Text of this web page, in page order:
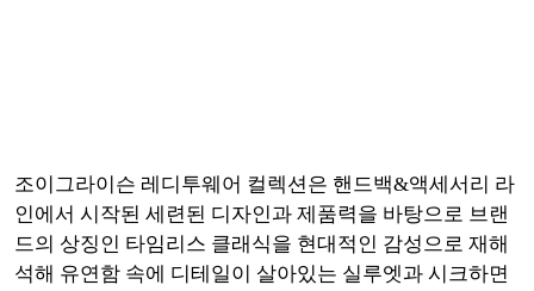
조이그라이슨 레디투웨어 컬렉션은 핸드백&액세서리 라
인에서 시작된 세련된 디자인과 제품력을 바탕으로 브랜
드의 상징인 타임리스 클래식을 현대적인 감성으로 재해
석해 유연함 속에 디테일이 살아있는 실루엣과 시크하면